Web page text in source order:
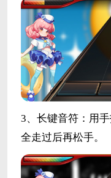
3、长键音符：用
全走过后再松手。